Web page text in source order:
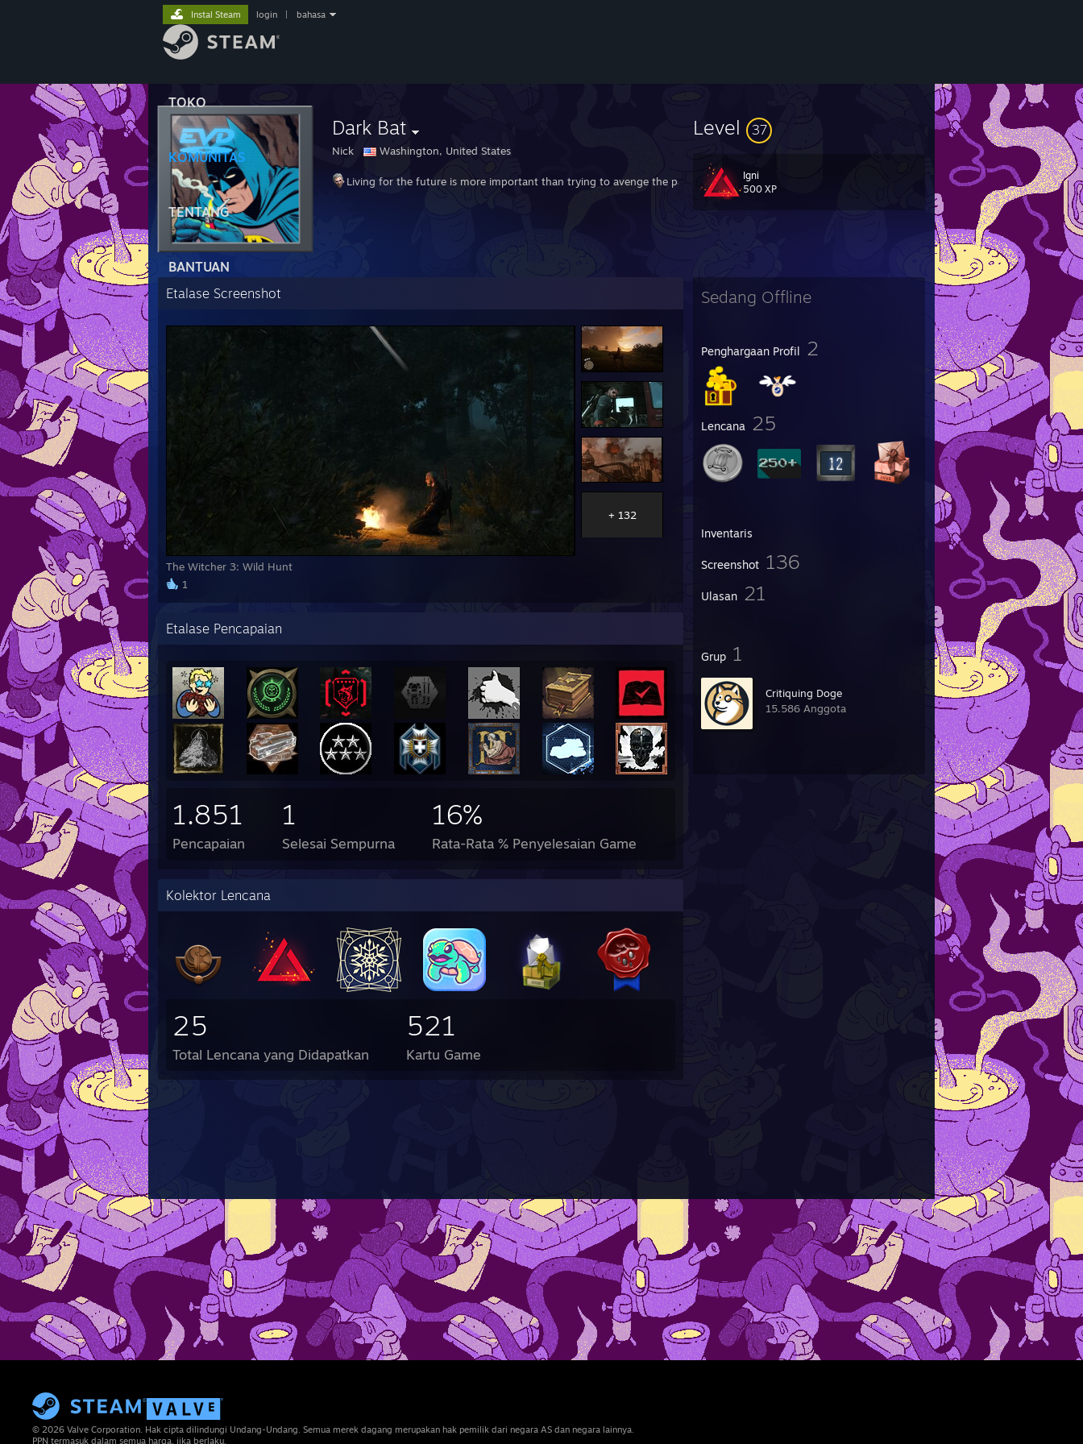
TOKO
KOMUNITAS
TENTANG
BANTUAN
Instal Steam login bahasa
Dark Bat
Nick Washington, United States
Living for the future is more important than trying to avenge the past.
Level 37
Igni
500 XP
Sedang Offline
Penghargaan Profil 2
Lencana 25
Inventaris
Screenshot 136
Ulasan 21
Grup 1
Critiquing Doge
15.586 Anggota
Etalase Screenshot
The Witcher 3: Wild Hunt
1
+ 132
Etalase Pencapaian
1.851
Pencapaian
1
Selesai Sempurna
16%
Rata-Rata % Penyelesaian Game
Kolektor Lencana
25
Total Lencana yang Didapatkan
521
Kartu Game
© 2026 Valve Corporation. Hak cipta dilindungi Undang-Undang. Semua merek dagang merupakan hak pemilik dari negara AS dan negara lainnya.
PPN termasuk dalam semua harga, jika berlaku.